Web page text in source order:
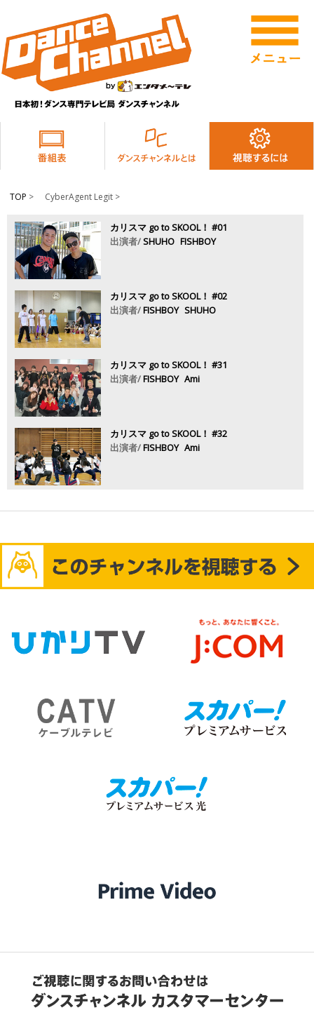
TOP > CyberAgent Legit >
カリスマ go to SKOOL！ #01
出演者/SHUHO FISHBOY
カリスマ go to SKOOL！ #02
出演者/FISHBOY SHUHO
カリスマ go to SKOOL！ #31
出演者/FISHBOY Ami
カリスマ go to SKOOL！ #32
出演者/FISHBOY Ami